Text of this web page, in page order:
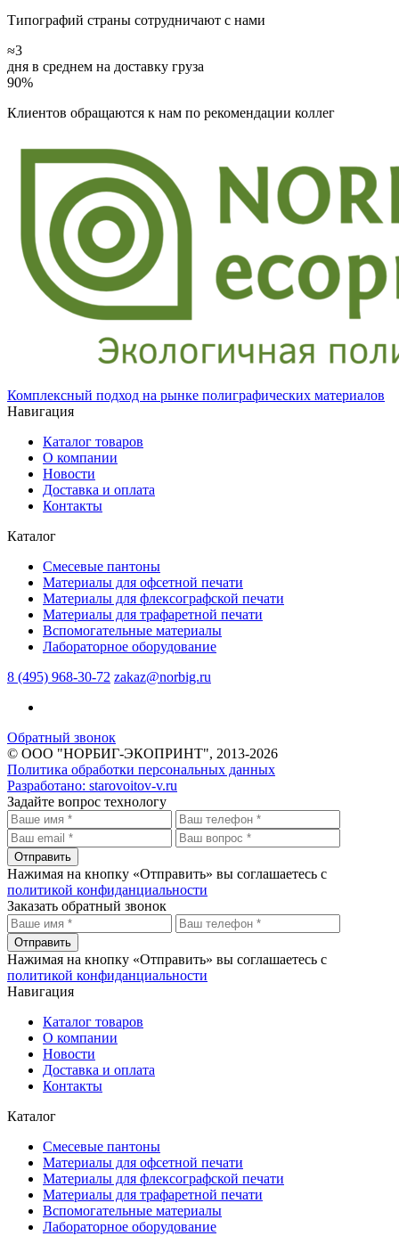
Типографий страны сотрудничают с нами
≈3
дня в среднем на доставку груза
90%
Клиентов обращаются к нам по рекомендации коллег
Комплексный подход на рынке полиграфических материалов
Навигация
Каталог товаров
О компании
Новости
Доставка и оплата
Контакты
Каталог
Смесевые пантоны
Материалы для офсетной печати
Материалы для флексографской печати
Материалы для трафаретной печати
Вспомогательные материалы
Лабораторное оборудование
8 (495) 968-30-72 zakaz@norbig.ru
Обратный звонок
© ООО "НОРБИГ-ЭКОПРИНТ", 2013-2026
Политика обработки персональных данных
Разработано: starovoitov-v.ru
Задайте вопрос технологу
Отправить
Нажимая на кнопку «Отправить» вы соглашаетесь с
политикой конфиданциальности
Заказать обратный звонок
Отправить
Нажимая на кнопку «Отправить» вы соглашаетесь с
политикой конфиданциальности
Навигация
Каталог товаров
О компании
Новости
Доставка и оплата
Контакты
Каталог
Смесевые пантоны
Материалы для офсетной печати
Материалы для флексографской печати
Материалы для трафаретной печати
Вспомогательные материалы
Лабораторное оборудование